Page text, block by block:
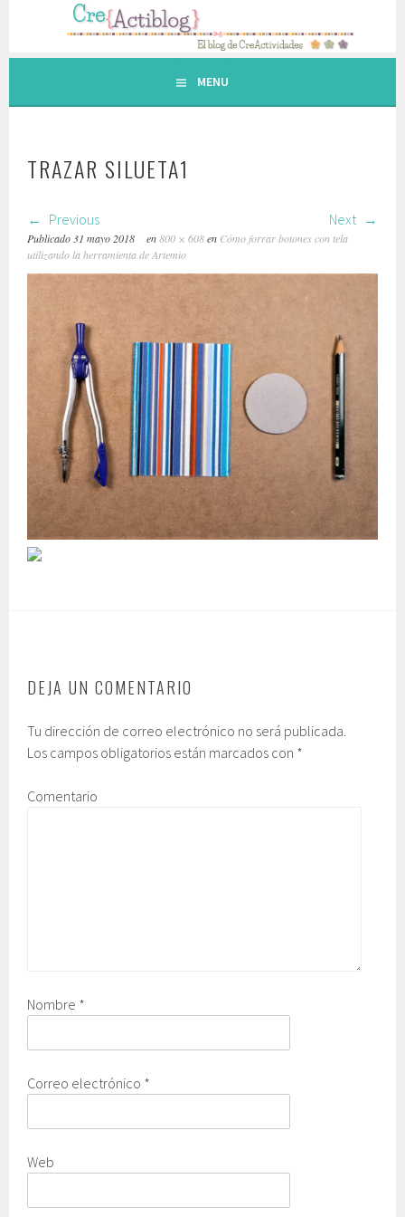
contenido.
MENU
TRAZAR SILUETA1
Previous Next
Publicado 31 mayo 2018 en800 × 608en Cómo forrar botones con tela
utilizando la herramienta de Artemio
DEJA UN COMENTARIO
Tu dirección de correo electrónico no será publicada.
Los campos obligatorios están marcados con *
Comentario
Nombre *
Correo electrónico *
Web